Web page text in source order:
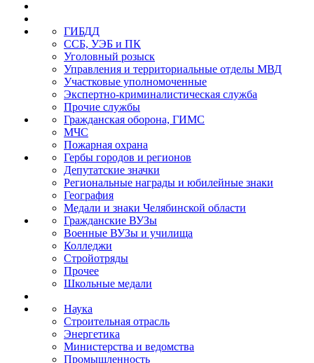
ГИБДД
ССБ, УЭБ и ПК
Уголовный розыск
Управления и территориальные отделы МВД
Участковые уполномоченные
Экспертно-криминалистическая служба
Прочие службы
Гражданская оборона, ГИМС
МЧС
Пожарная охрана
Гербы городов и регионов
Депутатские значки
Региональные награды и юбилейные знаки
География
Медали и знаки Челябинской области
Гражданские ВУЗы
Военные ВУЗы и училища
Колледжи
Стройотряды
Прочее
Школьные медали
Наука
Строительная отрасль
Энергетика
Министерства и ведомства
Промышленность